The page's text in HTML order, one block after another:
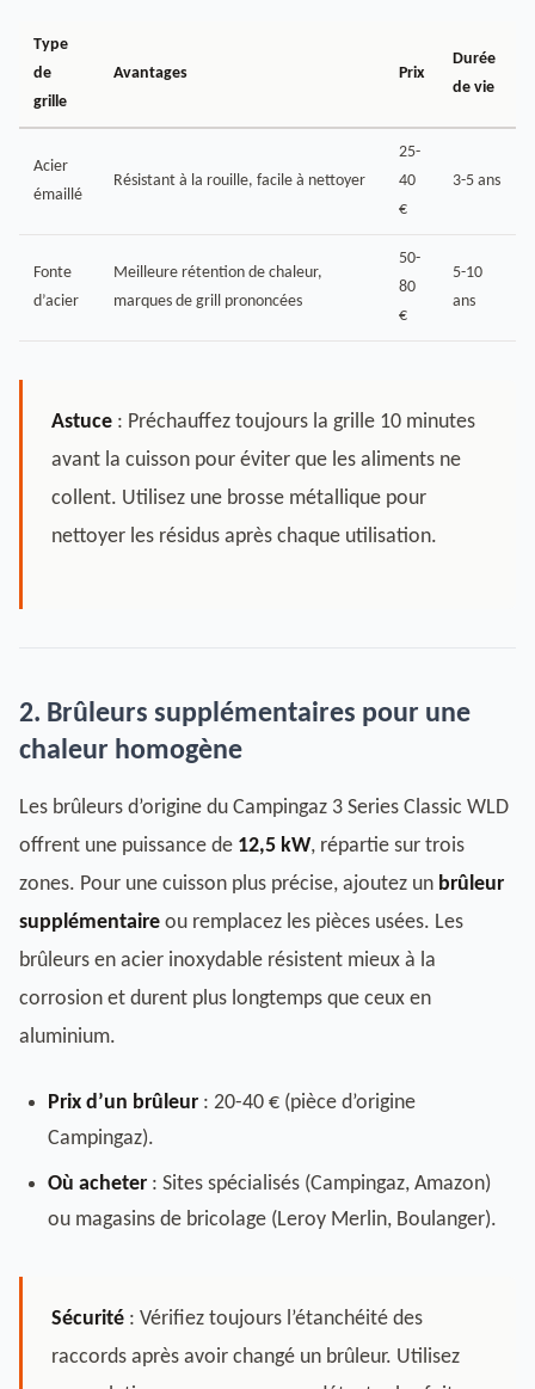
Type
de
grille
Avantages Prix
Durée
de vie
Acier
émaillé
Résistant à la rouille, facile à nettoyer
25-
40
€
3-5 ans
Fonte
d’acier
Meilleure rétention de chaleur,
marques de grill prononcées
50-
80
€
5-10
ans
Astuce : Préchauffez toujours la grille 10 minutes
avant la cuisson pour éviter que les aliments ne
collent. Utilisez une brosse métallique pour
nettoyer les résidus après chaque utilisation.
2. Brûleurs supplémentaires pour une
chaleur homogène
Les brûleurs d’origine du Campingaz 3 Series Classic WLD
offrent une puissance de 12,5 kW, répartie sur trois
zones. Pour une cuisson plus précise, ajoutez un brûleur
supplémentaire ou remplacez les pièces usées. Les
brûleurs en acier inoxydable résistent mieux à la
corrosion et durent plus longtemps que ceux en
aluminium.
Prix d’un brûleur : 20-40 € (pièce d’origine
Campingaz).
Où acheter : Sites spécialisés (Campingaz, Amazon)
ou magasins de bricolage (Leroy Merlin, Boulanger).
Sécurité : Vérifiez toujours l’étanchéité des
raccords après avoir changé un brûleur. Utilisez